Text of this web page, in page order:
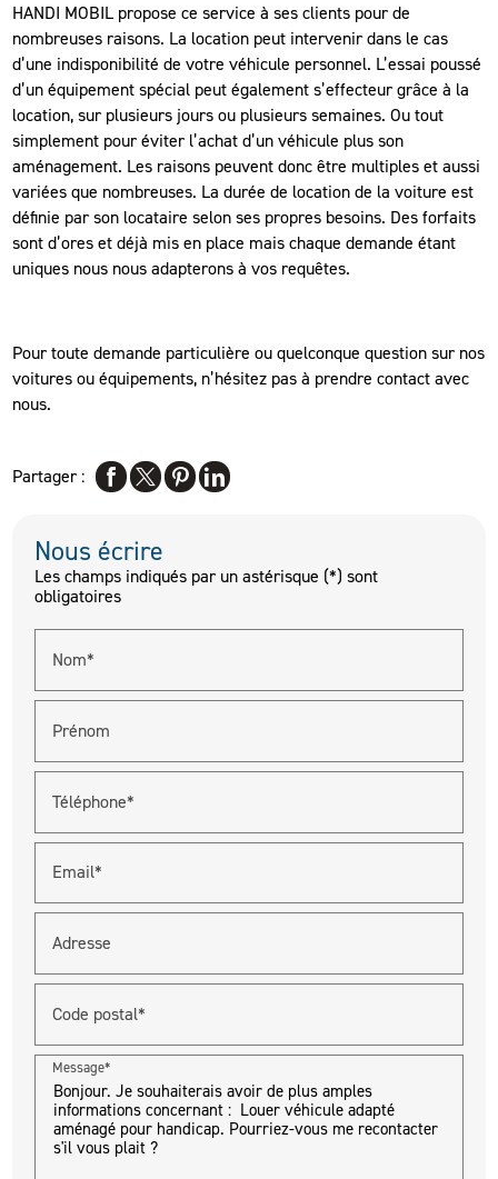
HANDI MOBIL propose ce service à ses clients pour de
nombreuses raisons. La location peut intervenir dans le cas
d’une indisponibilité de votre véhicule personnel. L’essai poussé
d’un équipement spécial peut également s’effecteur grâce à la
location, sur plusieurs jours ou plusieurs semaines. Ou tout
simplement pour éviter l’achat d’un véhicule plus son
aménagement. Les raisons peuvent donc être multiples et aussi
variées que nombreuses. La durée de location de la voiture est
définie par son locataire selon ses propres besoins. Des forfaits
sont d’ores et déjà mis en place mais chaque demande étant
uniques nous nous adapterons à vos requêtes.
Pour toute demande particulière ou quelconque question sur nos
voitures ou équipements, n’hésitez pas à prendre contact avec
nous.
Partager :
Nous écrire
Les champs indiqués par un astérisque (*) sont
obligatoires
Nom*
Prénom
Téléphone*
Email*
Adresse
Code postal*
Message*